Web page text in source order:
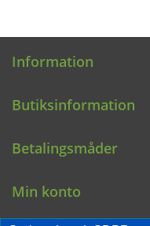
Information
Butiksinformation
Betalingsmåder
Min konto